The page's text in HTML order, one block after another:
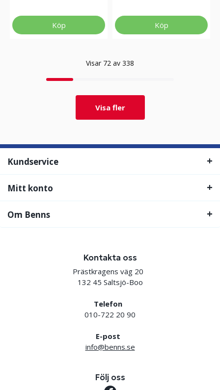
Köp Köp
Visar 72 av 338
Visa fler
Kundservice
Mitt konto
Om Benns
Kontakta oss
Prästkragens väg 20
132 45 Saltsjö-Boo
Telefon
010-722 20 90
E-post
info@benns.se
Följ oss